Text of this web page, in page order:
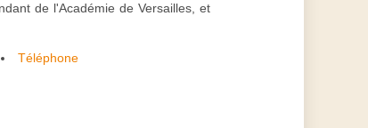
de l'Académie de Versailles, et
Téléphone